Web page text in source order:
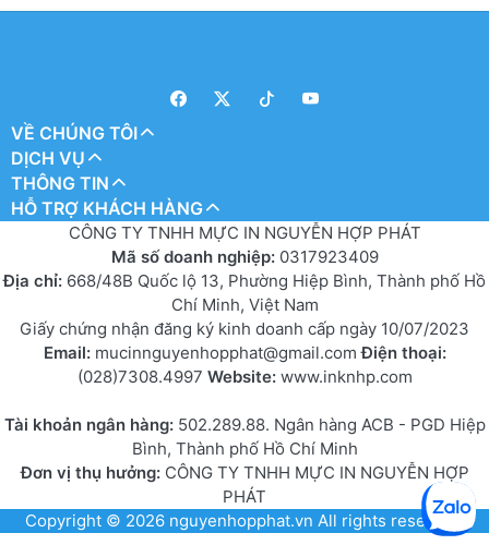
VỀ CHÚNG TÔI
DỊCH VỤ
THÔNG TIN
HỖ TRỢ KHÁCH HÀNG
CÔNG TY TNHH MỰC IN NGUYỄN HỢP PHÁT
Mã số doanh nghiệp: 0317923409
Địa chỉ: 668/48B Quốc lộ 13, Phường Hiệp Bình, Thành phố Hồ
Chí Minh, Việt Nam
Giấy chứng nhận đăng ký kinh doanh cấp ngày 10/07/2023
Email: mucinnguyenhopphat@gmail.comĐiện thoại:
(028)7308.4997 Website: www.inknhp.com
Tài khoản ngân hàng: 502.289.88. Ngân hàng ACB - PGD Hiệp
Bình, Thành phố Hồ Chí Minh
Đơn vị thụ hưởng:CÔNG TY TNHH MỰC IN NGUYỄN HỢP
PHÁT
Copyright © 2026 nguyenhopphat.vn All rights reserved.